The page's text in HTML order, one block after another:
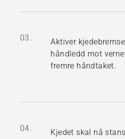
03.
Aktiver
håndledd mot
fremre håndtaket.
04. Kjedet skal nå